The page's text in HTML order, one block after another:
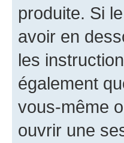
produite. Si
avoir en
les
également
vous-même
ouvrir une